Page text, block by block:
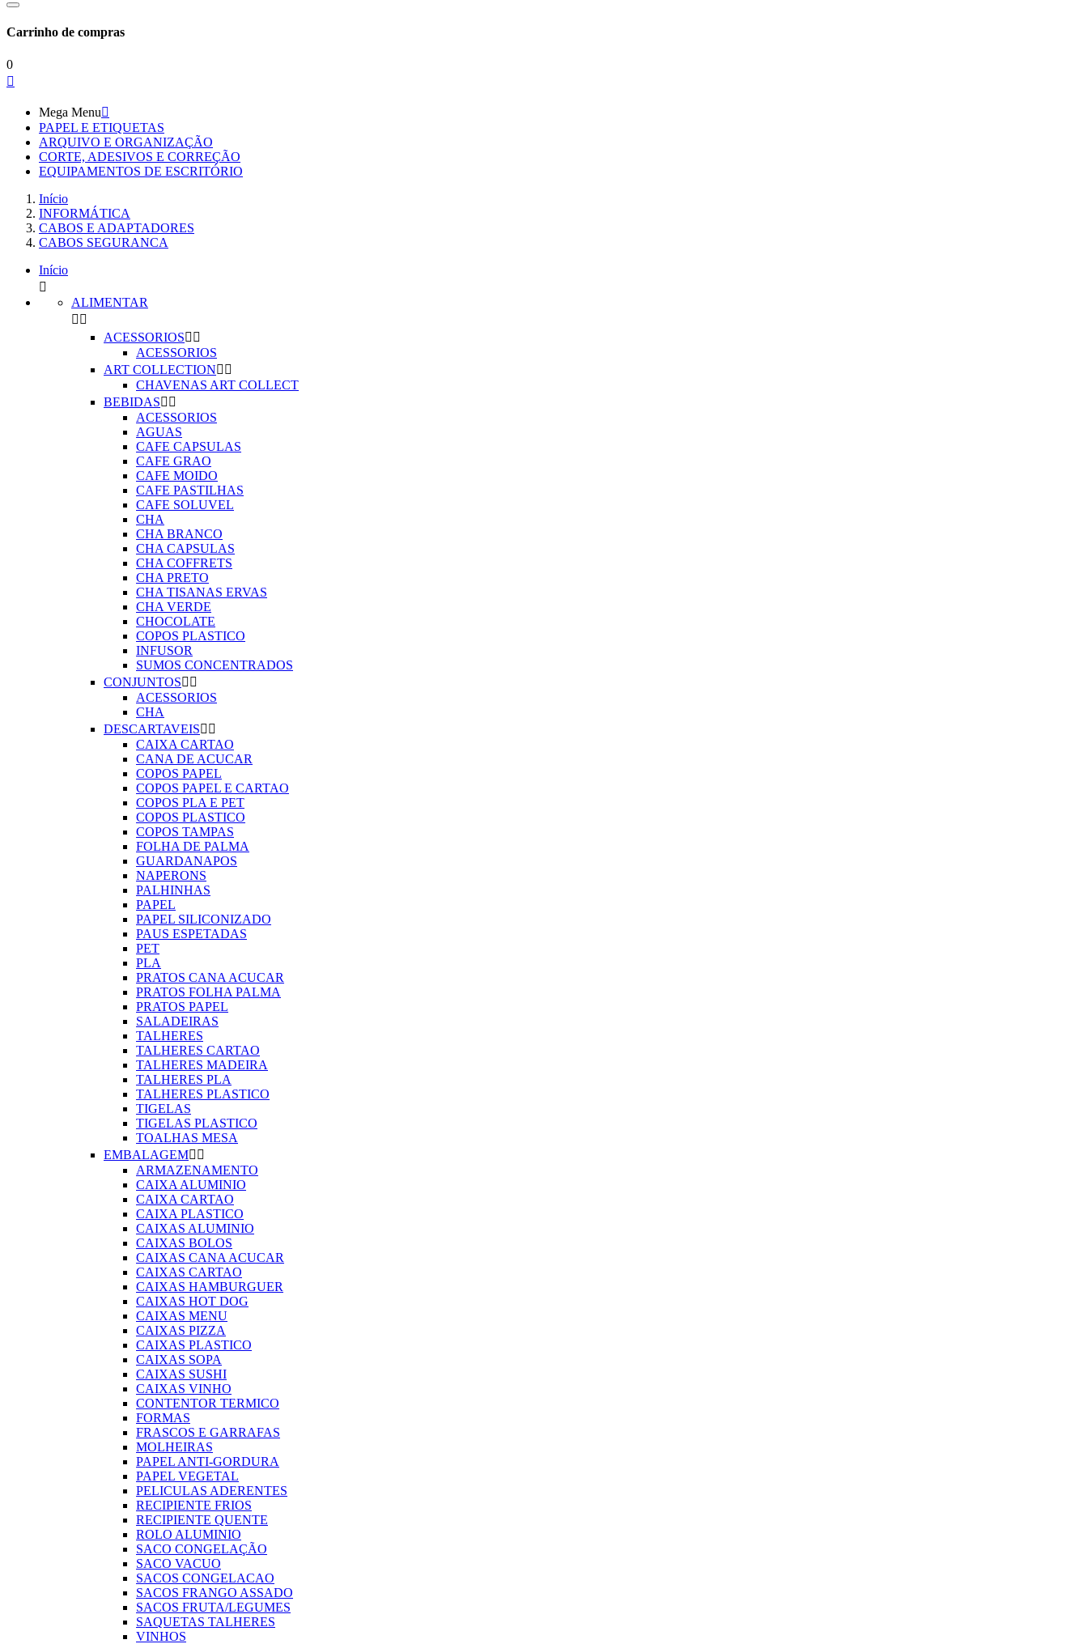
Carrinho de compras
0

Mega Menu
PAPEL E ETIQUETAS
ARQUIVO E ORGANIZAÇÃO
CORTE, ADESIVOS E CORREÇÃO
EQUIPAMENTOS DE ESCRITÓRIO
Início
INFORMÁTICA
CABOS E ADAPTADORES
CABOS SEGURANCA
Início

ALIMENTAR
 
ACESSORIOS 
ACESSORIOS
ART COLLECTION 
CHAVENAS ART COLLECT
BEBIDAS 
ACESSORIOS
AGUAS
CAFE CAPSULAS
CAFE GRAO
CAFE MOIDO
CAFE PASTILHAS
CAFE SOLUVEL
CHA
CHA BRANCO
CHA CAPSULAS
CHA COFFRETS
CHA PRETO
CHA TISANAS ERVAS
CHA VERDE
CHOCOLATE
COPOS PLASTICO
INFUSOR
SUMOS CONCENTRADOS
CONJUNTOS 
ACESSORIOS
CHA
DESCARTAVEIS 
CAIXA CARTAO
CANA DE ACUCAR
COPOS PAPEL
COPOS PAPEL E CARTAO
COPOS PLA E PET
COPOS PLASTICO
COPOS TAMPAS
FOLHA DE PALMA
GUARDANAPOS
NAPERONS
PALHINHAS
PAPEL
PAPEL SILICONIZADO
PAUS ESPETADAS
PET
PLA
PRATOS CANA ACUCAR
PRATOS FOLHA PALMA
PRATOS PAPEL
SALADEIRAS
TALHERES
TALHERES CARTAO
TALHERES MADEIRA
TALHERES PLA
TALHERES PLASTICO
TIGELAS
TIGELAS PLASTICO
TOALHAS MESA
EMBALAGEM 
ARMAZENAMENTO
CAIXA ALUMINIO
CAIXA CARTAO
CAIXA PLASTICO
CAIXAS ALUMINIO
CAIXAS BOLOS
CAIXAS CANA ACUCAR
CAIXAS CARTAO
CAIXAS HAMBURGUER
CAIXAS HOT DOG
CAIXAS MENU
CAIXAS PIZZA
CAIXAS PLASTICO
CAIXAS SOPA
CAIXAS SUSHI
CAIXAS VINHO
CONTENTOR TERMICO
FORMAS
FRASCOS E GARRAFAS
MOLHEIRAS
PAPEL ANTI-GORDURA
PAPEL VEGETAL
PELICULAS ADERENTES
RECIPIENTE FRIOS
RECIPIENTE QUENTE
ROLO ALUMINIO
SACO CONGELAÇÃO
SACO VACUO
SACOS CONGELACAO
SACOS FRANGO ASSADO
SACOS FRUTA/LEGUMES
SAQUETAS TALHERES
VINHOS